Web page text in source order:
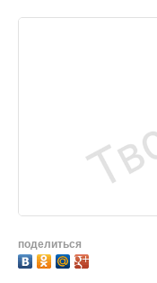
поделиться